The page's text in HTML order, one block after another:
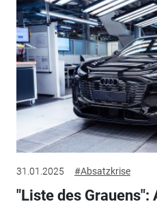
31.01.2025 #Absatzkrise
"Liste des Grauens":